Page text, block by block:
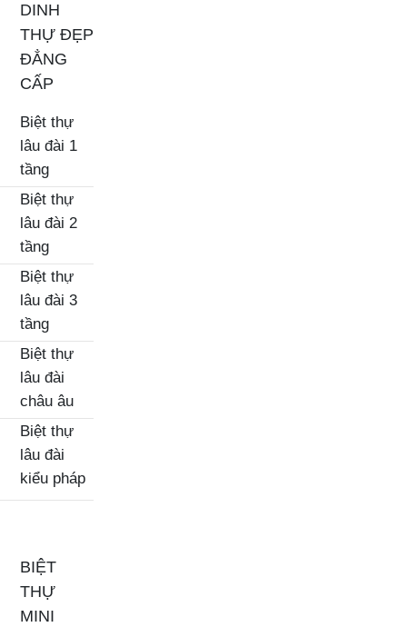
DINH
THỰ ĐẸP
ĐẲNG
CẤP
Biệt thự
lâu đài 1
tầng
Biệt thự
lâu đài 2
tầng
Biệt thự
lâu đài 3
tầng
Biệt thự
lâu đài
châu âu
Biệt thự
lâu đài
kiểu pháp
BIỆT
THỰ
MINI